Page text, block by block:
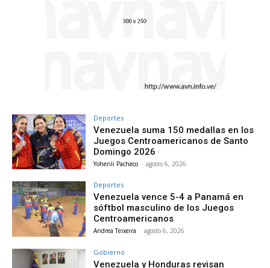
Deportes
Venezuela suma 150 medallas en los
Juegos Centroamericanos de Santo
Domingo 2026
Yohenli Pacheco - agosto 6, 2026
Deportes
Venezuela vence 5-4 a Panamá en
sóftbol masculino de los Juegos
Centroamericanos
Andrea Teixeira - agosto 6, 2026
Gobierno
Venezuela y Honduras revisan